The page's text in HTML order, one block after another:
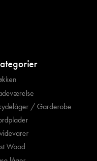
/ Garderobe
Wood